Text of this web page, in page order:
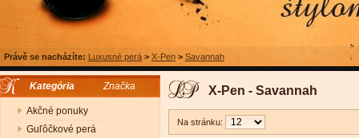
Právě se nacházíte: Luxusné perá > X-Pen > Savannah
Kategória Značka
Akčné ponuky
Guľôčkové perá
X-Pen - Savannah
Na stránku: